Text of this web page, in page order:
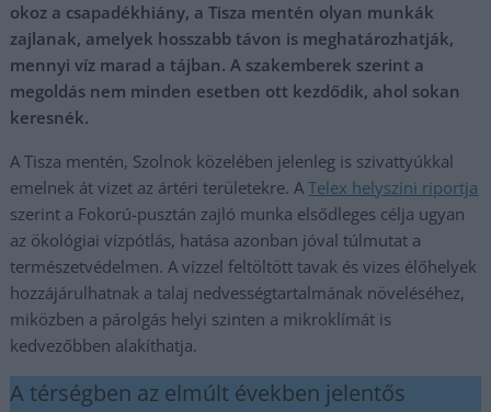
okoz a csapadékhiány, a Tisza mentén olyan munkák
zajlanak, amelyek hosszabb távon is meghatározhatják,
mennyi víz marad a tájban. A szakemberek szerint a
megoldás nem minden esetben ott kezdődik, ahol sokan
keresnék.
A Tisza mentén, Szolnok közelében jelenleg is szivattyúkkal
emelnek át vizet az ártéri területekre. ATelex helyszíni riportja
szerint a Fokorú-pusztán zajló munka elsődleges célja ugyan
az ökológiai vízpótlás, hatása azonban jóval túlmutat a
természetvédelmen. A vízzel feltöltött tavak és vizes élőhelyek
hozzájárulhatnak a talaj nedvességtartalmának növeléséhez,
miközben a párolgás helyi szinten a mikroklímát is
kedvezőbben alakíthatja.
A térségben az elmúlt években jelentős